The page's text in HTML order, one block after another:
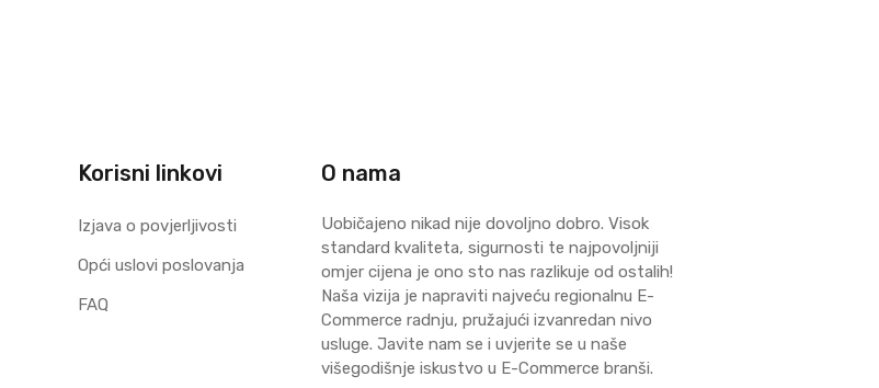
Korisni linkovi
Izjava o povjerljivosti
Opći uslovi poslovanja
FAQ
O nama
Uobičajeno nikad nije dovoljno dobro. Visok
standard kvaliteta, sigurnosti te najpovoljniji
omjer cijena je ono sto nas razlikuje od ostalih!
Naša vizija je napraviti najveću regionalnu E-
Commerce radnju, pružajući izvanredan nivo
usluge. Javite nam se i uvjerite se u naše
višegodišnje iskustvo u E-Commerce branši.